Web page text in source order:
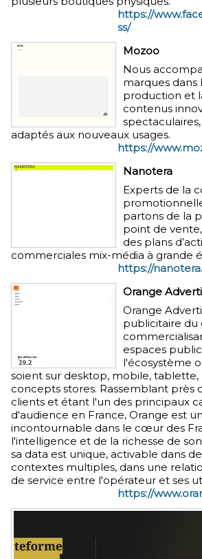
https://
ss/
Mozoo
Nous
marques dans
production et
contenus
adaptés aux nouveaux usages.
https://
Nanotera
Experts de la
partons de la
point de
des plans
commerciales mix-média à grande
https://
Orange
Orange
publicitaire du
espaces
l'écosystème
soient sur desktop, mobile, tablette,
concepts stores. Rassemblant près
clients et étant l'un des principaux
d'audience en France, Orange est
incontournable dans le cœur des
l'intelligence et de la richesse de
sa data est unique, activable dans
contextes multiples, dans une
de service entre l'opérateur et ses
https://